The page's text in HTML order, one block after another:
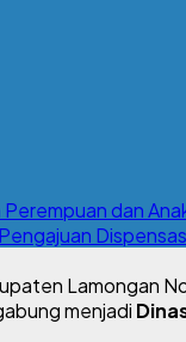
dan
Lamongan
menjadi